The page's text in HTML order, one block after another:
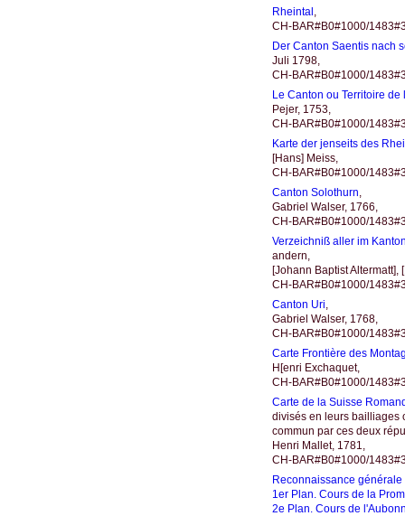
Rheintal ,
CH-BAR#B0#1000/
Der Canton Saentis nach
Juli 1798,
CH-BAR#B0#1000/
Le Canton ou Territoire
Pejer, 1753,
CH-BAR#B0#1000/
Karte der jenseits des
[Hans] Meiss,
CH-BAR#B0#1000/
Canton Solothurn,
Gabriel Walser, 1766,
CH-BAR#B0#1000/
Verzeichniß aller im
andern,
[Johann Baptist Altermatt],
CH-BAR#B0#1000/
Canton Uri,
Gabriel Walser, 1768,
CH-BAR#B0#1000/
Carte Frontière des
H[enri Exchaquet,
CH-BAR#B0#1000/
Carte de la Suisse
divisés en leurs bailliages
commun par ces deux
Henri Mallet, 1781,
CH-BAR#B0#1000/
Reconnaissance
1er Plan. Cours de la
2e Plan. Cours de